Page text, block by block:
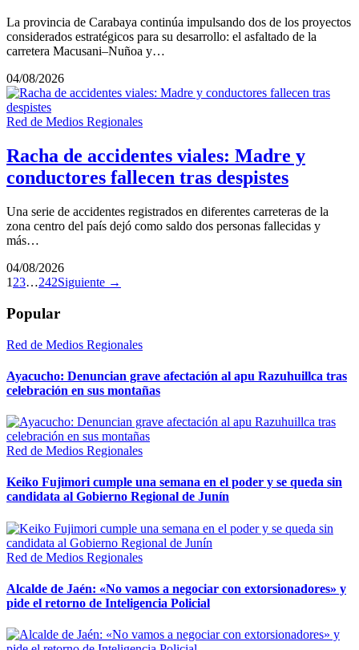
La provincia de Carabaya continúa impulsando dos de los proyectos
considerados estratégicos para su desarrollo: el asfaltado de la
carretera Macusani–Nuñoa y…
04/08/2026
Red de Medios Regionales
Racha de accidentes viales: Madre y
conductores fallecen tras despistes
Una serie de accidentes registrados en diferentes carreteras de la
zona centro del país dejó como saldo dos personas fallecidas y
más…
04/08/2026
1 23…242Siguiente →
Popular
Red de Medios Regionales
Ayacucho: Denuncian grave afectación al apu Razuhuillca tras
celebración en sus montañas
Red de Medios Regionales
Keiko Fujimori cumple una semana en el poder y se queda sin
candidata al Gobierno Regional de Junín
Red de Medios Regionales
Alcalde de Jaén: «No vamos a negociar con extorsionadores» y
pide el retorno de Inteligencia Policial